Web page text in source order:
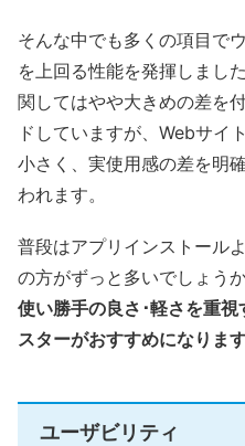
そんな中でも多くの項目で
を上回る性能を発揮しまし
関してはやや大きめの差を
ドしていますが、Webサイ
小さく、実使用感の差を明
われます。
普段はアプリインストール
の方がずっと多いでしょうか
使い勝手の良さ･軽さを重
スターがおすすめになります
ユーザビリティ